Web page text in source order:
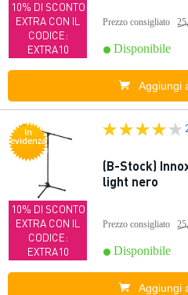
10% DI SCONTO
EXTRA CON IL
CODICE:
EXTRA10
Prezzo consigliato
Disponibile
Aggiungi
In
evidenza
10% DI SCONTO
EXTRA CON IL
CODICE:
EXTRA10
(B-Stock)
light nero
Prezzo consigliato
Disponibile
Aggiungi